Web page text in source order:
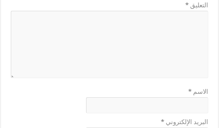
التعليق*
الاسم*
البريد الإلكتروني*